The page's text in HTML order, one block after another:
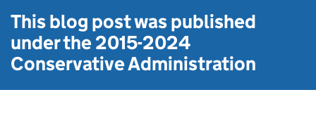
This blog post was published
under the2015-2024
Conservative Administration